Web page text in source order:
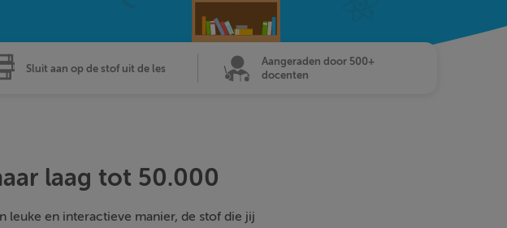
Sluit aan op de stof uit de les
Aangeraden door 500+
docenten
laag tot 50.000
leuke en interactieve manier, de stof die jij